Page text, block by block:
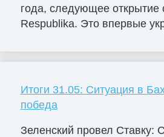
года, следующее открытие
Respublika. Это впервые
Итоги 31.05: Ситуация в
победа
Зеленский провел Ставку: